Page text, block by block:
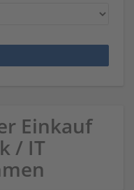
Einkauf
/ IT